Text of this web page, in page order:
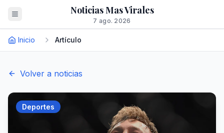
Noticias Mas Virales
7 ago. 2026
Inicio Artículo
Volver a noticias
Deportes